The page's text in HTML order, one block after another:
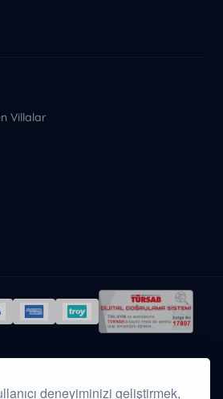
deneyiminizi geliştirmek,
Villalar
Tüm ödeme verilerinizSSL
aktarılır.